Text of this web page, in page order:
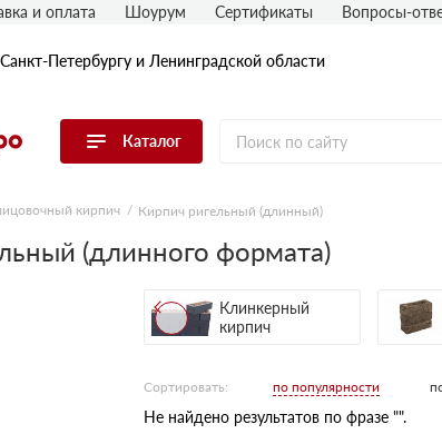
Петербургу и Ленинградской области
Каталог
(рядовой) кирпич
широкоформатный
Рядовой кирпич
Полнотелый
и оплата Шоурум Сертификаты Вопросы-
кирпич Кирпич ригельный (длинный)
(длинного формата)
Клинкерный
кирпич
Сортировать: по популярности
Не найдено результатов по фразе "".